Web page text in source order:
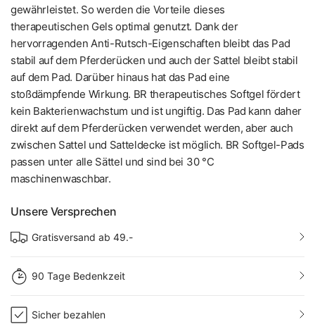
gewährleistet. So werden die Vorteile dieses
therapeutischen Gels optimal genutzt. Dank der
hervorragenden Anti-Rutsch-Eigenschaften bleibt das Pad
stabil auf dem Pferderücken und auch der Sattel bleibt stabil
auf dem Pad. Darüber hinaus hat das Pad eine
stoßdämpfende Wirkung. BR therapeutisches Softgel fördert
kein Bakterienwachstum und ist ungiftig. Das Pad kann daher
direkt auf dem Pferderücken verwendet werden, aber auch
zwischen Sattel und Satteldecke ist möglich. BR Softgel-Pads
passen unter alle Sättel und sind bei 30 °C
maschinenwaschbar.
Unsere Versprechen
Gratisversand ab 49.-
90 Tage Bedenkzeit
Sicher bezahlen